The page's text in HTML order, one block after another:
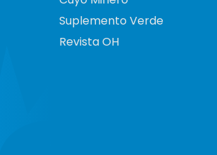
Suplemento Verde
Revista OH